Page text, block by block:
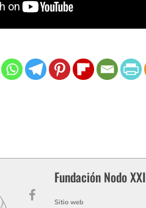
Fundación Nodo XXI
Sitio web